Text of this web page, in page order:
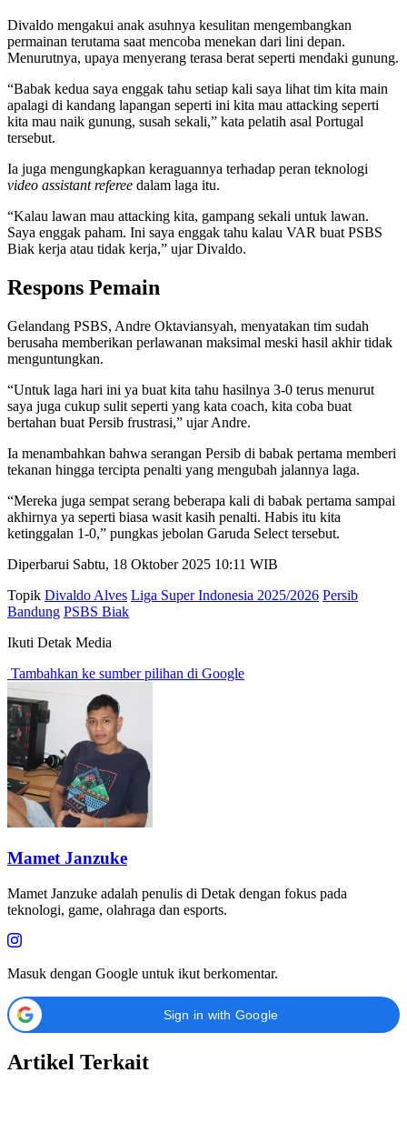
Divaldo mengakui anak asuhnya kesulitan mengembangkan
permainan terutama saat mencoba menekan dari lini depan.
Menurutnya, upaya menyerang terasa berat seperti mendaki gunung.
“Babak kedua saya enggak tahu setiap kali saya lihat tim kita main
apalagi di kandang lapangan seperti ini kita mau attacking seperti
kita mau naik gunung, susah sekali,” kata pelatih asal Portugal
tersebut.
Ia juga mengungkapkan keraguannya terhadap peran teknologi
video assistant referee dalam laga itu.
“Kalau lawan mau attacking kita, gampang sekali untuk lawan.
Saya enggak paham. Ini saya enggak tahu kalau VAR buat PSBS
Biak kerja atau tidak kerja,” ujar Divaldo.
Respons Pemain
Gelandang PSBS, Andre Oktaviansyah, menyatakan tim sudah
berusaha memberikan perlawanan maksimal meski hasil akhir tidak
menguntungkan.
“Untuk laga hari ini ya buat kita tahu hasilnya 3-0 terus menurut
saya juga cukup sulit seperti yang kata coach, kita coba buat
bertahan buat Persib frustrasi,” ujar Andre.
Ia menambahkan bahwa serangan Persib di babak pertama memberi
tekanan hingga tercipta penalti yang mengubah jalannya laga.
“Mereka juga sempat serang beberapa kali di babak pertama sampai
akhirnya ya seperti biasa wasit kasih penalti. Habis itu kita
ketinggalan 1-0,” pungkas jebolan Garuda Select tersebut.
Diperbarui Sabtu, 18 Oktober 2025 10:11 WIB
Topik Divaldo Alves Liga Super Indonesia 2025/2026 Persib
Bandung PSBS Biak
Ikuti Detak Media
Tambahkan ke sumber pilihan di Google
Mamet Janzuke
Mamet Janzuke adalah penulis di Detak dengan fokus pada
teknologi, game, olahraga dan esports.
Masuk dengan Google untuk ikut berkomentar.
Sign in with Google
Artikel Terkait